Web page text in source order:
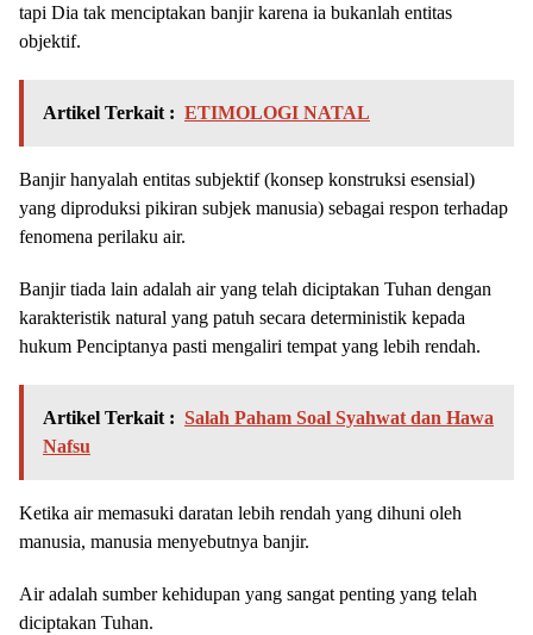
tapi Dia tak menciptakan banjir karena ia bukanlah entitas
objektif.
Artikel Terkait : ETIMOLOGI NATAL
Banjir hanyalah entitas subjektif (konsep konstruksi esensial)
yang diproduksi pikiran subjek manusia) sebagai respon terhadap
fenomena perilaku air.
Banjir tiada lain adalah air yang telah diciptakan Tuhan dengan
karakteristik natural yang patuh secara deterministik kepada
hukum Penciptanya pasti mengaliri tempat yang lebih rendah.
Artikel Terkait : Salah Paham Soal Syahwat dan Hawa
Nafsu
Ketika air memasuki daratan lebih rendah yang dihuni oleh
manusia, manusia menyebutnya banjir.
Air adalah sumber kehidupan yang sangat penting yang telah
diciptakan Tuhan.